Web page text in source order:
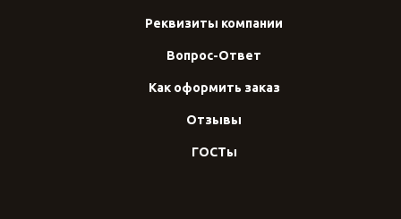
Реквизиты компании
Вопрос-Ответ
Как оформить заказ
Отзывы
ГОСТы